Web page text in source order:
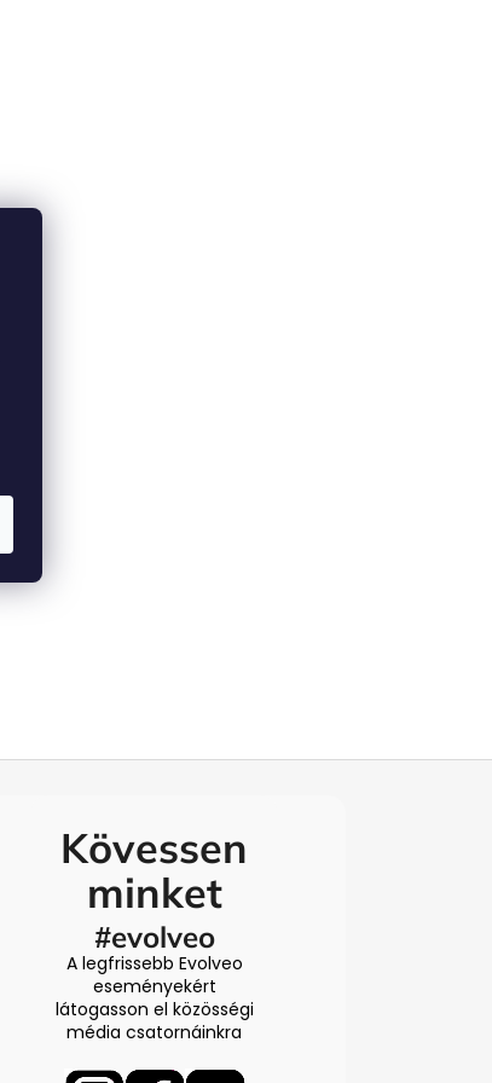
Kövessen
minket
#evolveo
A legfrissebb Evolveo
eseményekért
látogasson el közösségi
média csatornáinkra